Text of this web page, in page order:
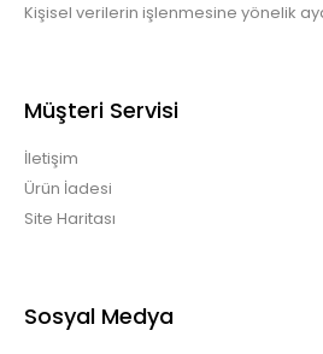
Kişisel verilerin işlenmesine yönelik
Müşteri Servisi
İletişim
Ürün İadesi
Site Haritası
Sosyal Medya